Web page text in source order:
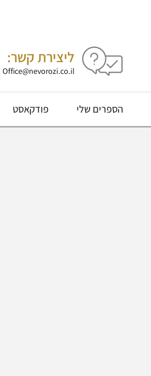
ליצירת קשר:
Office@nevorozi.co.il
הספרים שלי פודקאסט